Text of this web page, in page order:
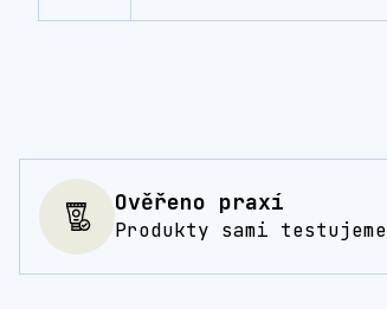
Ověřeno praxí
Produkty sami testujeme